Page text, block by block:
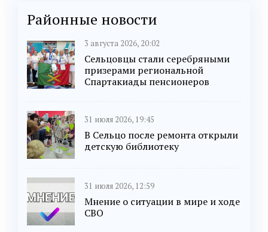
Районные новости
3 августа 2026, 20:02
Сельцовцы стали серебряными
призерами региональной
Спартакиады пенсионеров
31 июля 2026, 19:45
В Сельцо после ремонта открыли
детскую библиотеку
31 июля 2026, 12:59
Мнение о ситуации в мире и ходе
СВО